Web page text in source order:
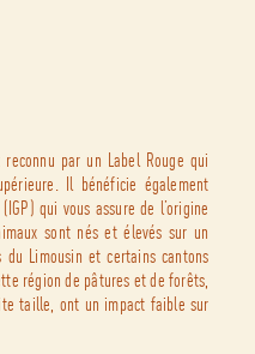
par un Label Rouge qui
Il bénéficie également
qui vous assure de l’origine
sont nés et élevés sur un
Limousin et certains cantons
région de pâtures et de forêts,
taille, ont un impact faible sur